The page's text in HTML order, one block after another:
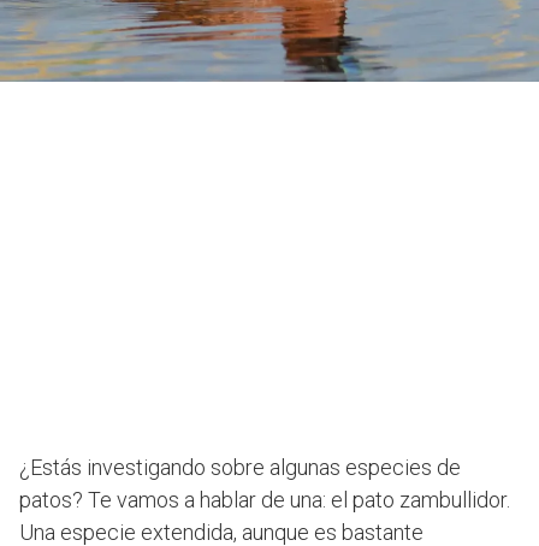
¿Estás investigando sobre algunas especies de
patos? Te vamos a hablar de una: el pato zambullidor.
Una especie extendida, aunque es bastante